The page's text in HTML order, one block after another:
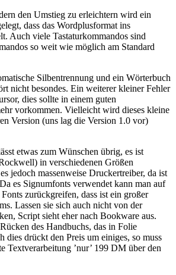
den Umstieg zu erleichtern wird ein
dass das Wordplusformat ins
Auch viele Tastaturkommandos sind
so weit wie möglich am Standard
Silbentrennung und ein Wörterbuch
nicht besondes. Ein weiterer kleiner Fehler
dies sollte in einem guten
vorkommen. Vielleicht wird dieses kleine
Version (uns lag die Version 1.0 vor)
etwas zum Wünschen übrig, es ist
in verschiedenen Größen
jedoch massenweise Druckertreiber, da ist
es Signumfonts verwendet kann man auf
zurückgreifen, dass ist ein großer
Lassen sie sich auch nicht von der
Script sieht eher nach Bookware aus.
des Handbuchs, das in Folie
dies drückt den Preis um einiges, so muss
Textverarbeitung ’nur’ 199 DM über den